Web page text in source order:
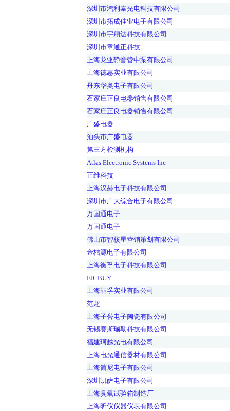
深圳市鸿利泰光电科技有限公司
深圳市拓成佳业电子有限公司
深圳市宇翔达科技有限公司
深圳市章通正科技
上海龙亚静音管中泵有限公司
上海德惠实业有限公司
丹东华奥电子有限公司
石家庄正良电器销售有限公司
石家庄正良电器销售有限公司
广盛电器
汕头市广盛电器
第三方检测机构
Atlas Electronic Systems Inc
正维科技
上海汉赫电子科技有限公司
深圳市广大综合电子有限公司
万国通电子
万国通电子
佛山市智核星营销策划有限公司
金桔源电子有限公司
上海衡孚电子科技有限公司
EICBUY
上海喆孚实业有限公司
范超
上海子誉电子陶瓷有限公司
无锡赛斯瑞勒科技有限公司
福建珂越光电有限公司
上海电光通信器材有限公司
上海简尼电子有限公司
深圳凯萨电子有限公司
上海臭氧试验箱制造厂
上海昕仪仪器仪表有限公司